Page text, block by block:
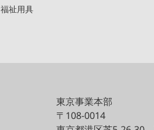
福祉用具
東京事業本部
〒108-0014